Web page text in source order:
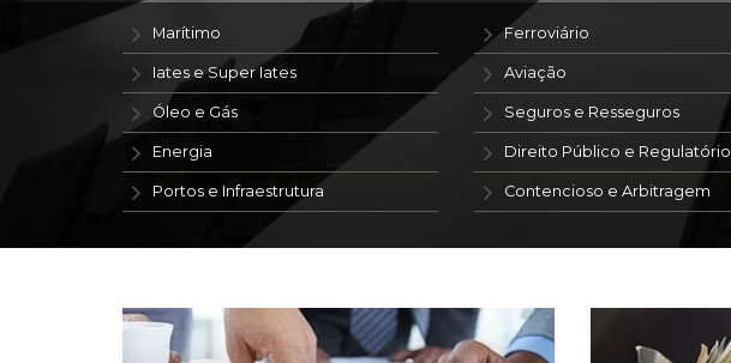
Marítimo
Iates e Super Iates
Óleo e Gás
Energia
Portos e Infraestrutura
Ferroviário
Aviação
Seguros e Resseguros
Direito Público e Regulatório
Contencioso e Arbitragem